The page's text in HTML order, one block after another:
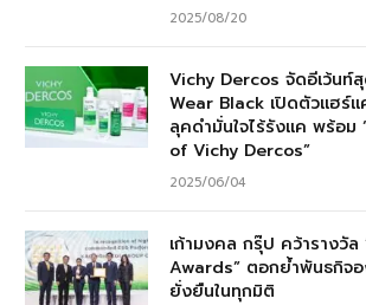
2025/08/20
Vichy Dercos จัดอีเว้น
Wear Black เปิดตัวแฮร์
ลุคดำมั่นใจไร้รังแค พร้อม
of Vichy Dercos”
2025/06/04
เก้ามงคล กรุ๊ป คว้ารางวัล
Awards” ตอกย้ำพันธกิจ
ยั่งยืนในทุกมิติ